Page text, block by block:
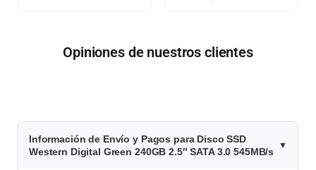
Opiniones de nuestros clientes
$
1
Información de Envío y Pagos para Disco SSD
Western Digital Green 240GB 2.5″ SATA 3.0 545MB/s